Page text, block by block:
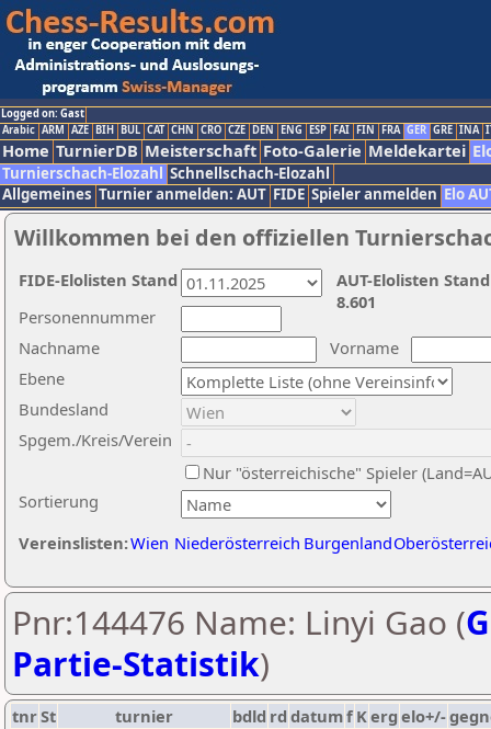
Logged on: Gast
Arabic ARM AZE BIH BUL CAT CHN CRO CZE DEN ENG ESP FAI FIN FRA GER GRE INA
Home TurnierDB Meisterschaft Foto-Galerie Meldekartei
Turnierschach-Elozahl Schnellschach-Elozahl
Allgemeines Turnier anmelden: AUT FIDE Spieler anmelden Elo
Willkommen bei den offiziellen
Nachname
Vorname
Ebene
Sortierung
Personennummer
Bundesland
Spgem./Kreis/Verein
Nur "österreichische" Spieler
Vereinslisten:Wien Niederösterreich Burgenland
AUT-Elolisten
8.601
FIDE-Elolisten Stand
Pnr:144476 Name: Linyi Gao (
Partie-Statistik)
tnrSt turnier bdld rd datumf Kerg elo+/-